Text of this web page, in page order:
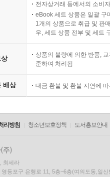
전자상거래 등에서의 소비
eBook 세트 상품은 일괄 구
1개의 상품으로 취급 및 판
우, 세트 상품 전부 및 세트
상품의 불량에 의한 반품,
준하여 처리됨
배상 대금 환불 및 환불 지연에
리방침 청소년보호정책 도서홍보안내
최세라
영등포구 은행로 11, 5층~6층(여의도동,일신